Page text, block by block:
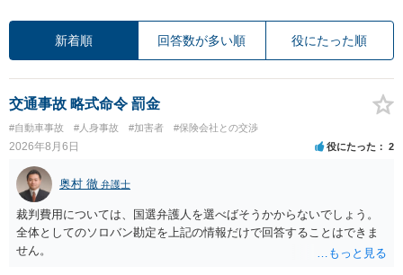
新着順 回答数が多い順 役にたった順
交通事故 略式命令 罰金
#自動車事故 #人身事故 #加害者 #保険会社との交渉
2026年8月6日 役にたった 2
奥村 徹 弁護士
裁判費用については、国選弁護人を選べばそうかからないでしょう。
全体としてのソロバン勘定を上記の情報だけで回答することはできま
せん。